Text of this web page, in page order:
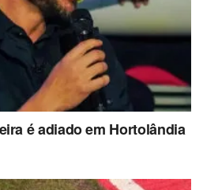
é adiado em Hortolândia